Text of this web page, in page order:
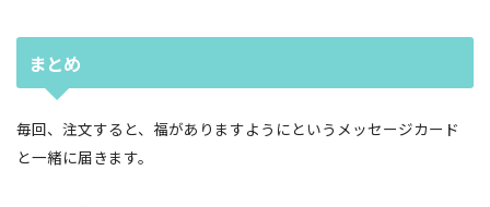
まとめ
毎回、注文すると、福がありますようにというメッセージカード
と一緒に届きます。